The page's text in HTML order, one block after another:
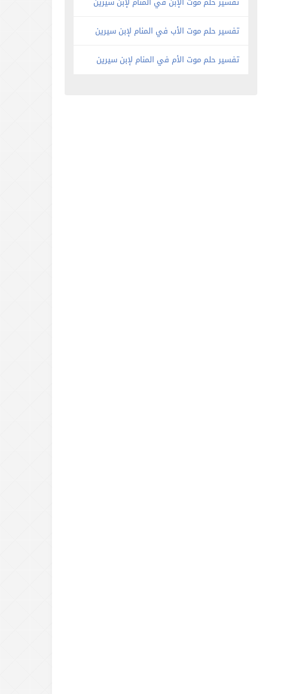
تفسير حلم موت الأب في المنام لإبن سيرين
تفسير حلم موت الأم في المنام لإبن سيرين